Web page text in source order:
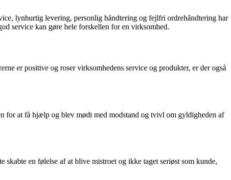
lynhurtig levering, personlig håndtering og fejlfri ordrehåndtering har
service kan gøre hele forskellen for en virksomhed.
er positive og roser virksomhedens service og produkter, er der også
for at få hjælp og blev mødt med modstand og tvivl om gyldigheden af
en følelse af at blive mistroet og ikke taget seriøst som kunde,